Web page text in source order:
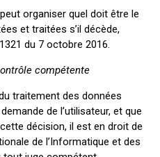
organiser quel doit être le
et traitées s’il décède,
du 7 octobre 2016.
compétente
traitement des données
de l’utilisateur, et que
décision, il est en droit de
de l’Informatique et des